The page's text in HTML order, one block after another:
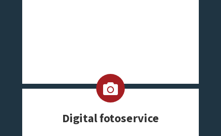
Digital fotoservice